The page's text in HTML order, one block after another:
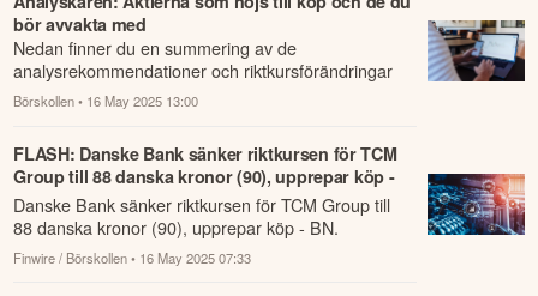
bör avvakta med
Nedan finner du en summering av de
analysrekommendationer och riktkursförändringar
som har rapporterats om idag den 16 maj.
Börskollen • 16 May 2025 13:00
FLASH: Danske Bank sänker riktkursen för TCM
Group till 88 danska kronor (90), upprepar köp -
BN
Danske Bank sänker riktkursen för TCM Group till
88 danska kronor (90), upprepar köp - BN.
Finwire / Börskollen • 16 May 2025 07:33